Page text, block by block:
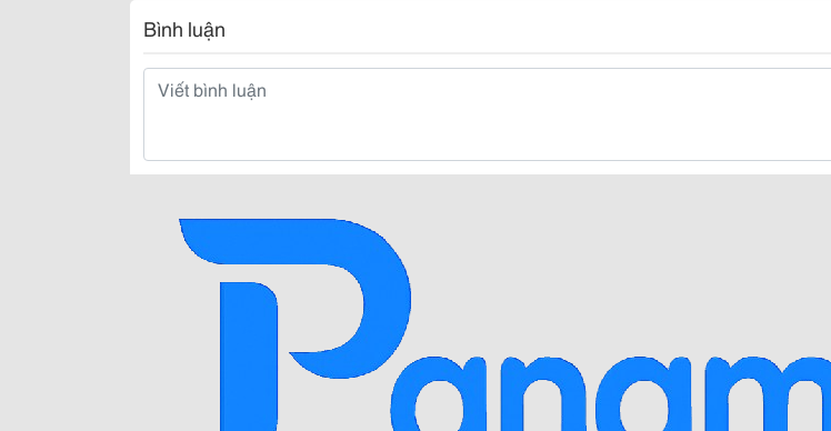
Bình luận